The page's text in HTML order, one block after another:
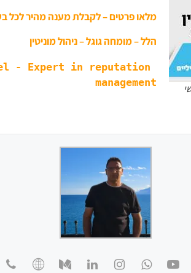
מלאו פרטים – לקבלת מענה מהיר לכל
הלל – מומחה גוגל – ניהול מוניטין
- Expert in reputation
management